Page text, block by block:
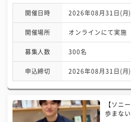
開催日時 2026年08月31日(月
開催場所 オンラインにて実施
募集人数 300名
申込締切 2026年08月31日(月
【ソニ
歩まな